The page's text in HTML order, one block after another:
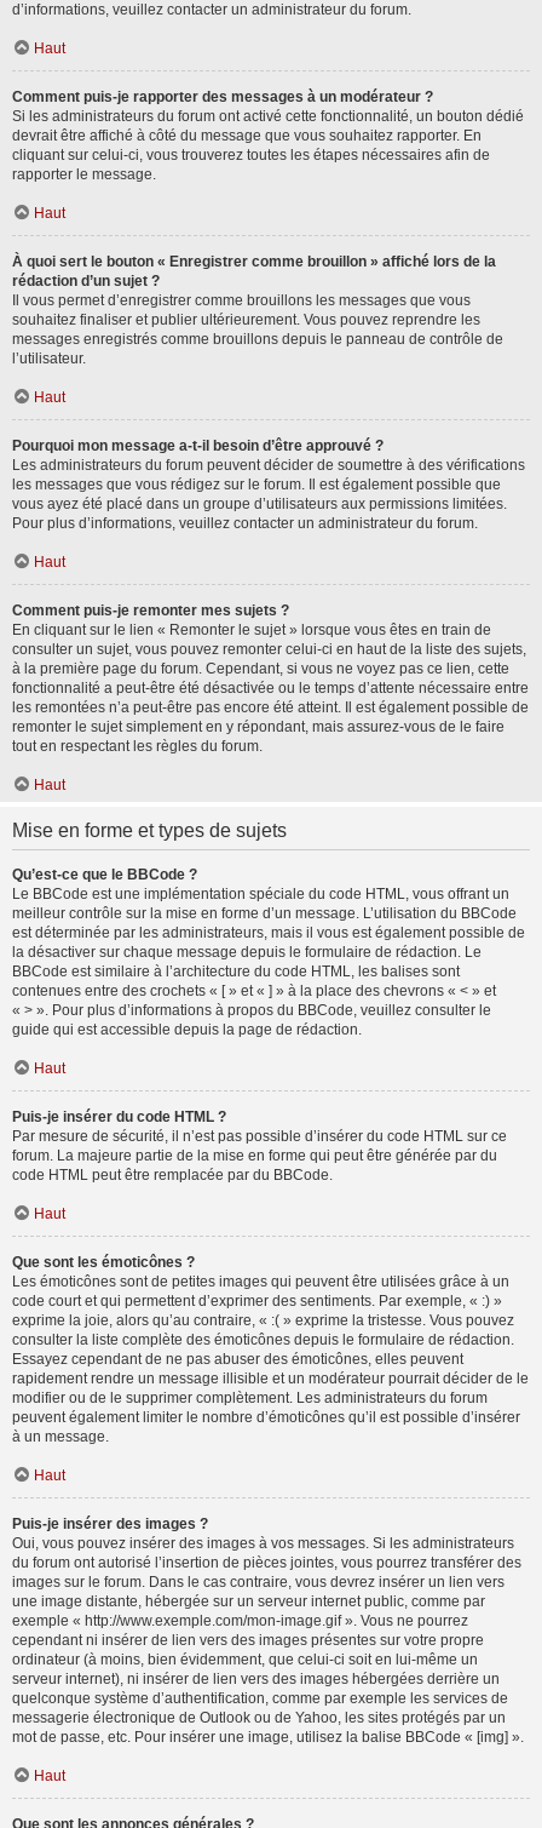
d’informations, veuillez contacter un administrateur du forum.
Haut
Comment puis-je rapporter des messages à un modérateur ?
Si les administrateurs du forum ont activé cette fonctionnalité, un bouton dédié
devrait être affiché à côté du message que vous souhaitez rapporter. En
cliquant sur celui-ci, vous trouverez toutes les étapes nécessaires afin de
rapporter le message.
Haut
À quoi sert le bouton « Enregistrer comme brouillon » affiché lors de la
rédaction d’un sujet ?
Il vous permet d’enregistrer comme brouillons les messages que vous
souhaitez finaliser et publier ultérieurement. Vous pouvez reprendre les
messages enregistrés comme brouillons depuis le panneau de contrôle de
l’utilisateur.
Haut
Pourquoi mon message a-t-il besoin d’être approuvé ?
Les administrateurs du forum peuvent décider de soumettre à des vérifications
les messages que vous rédigez sur le forum. Il est également possible que
vous ayez été placé dans un groupe d’utilisateurs aux permissions limitées.
Pour plus d’informations, veuillez contacter un administrateur du forum.
Haut
Comment puis-je remonter mes sujets ?
En cliquant sur le lien « Remonter le sujet » lorsque vous êtes en train de
consulter un sujet, vous pouvez remonter celui-ci en haut de la liste des sujets,
à la première page du forum. Cependant, si vous ne voyez pas ce lien, cette
fonctionnalité a peut-être été désactivée ou le temps d’attente nécessaire entre
les remontées n’a peut-être pas encore été atteint. Il est également possible de
remonter le sujet simplement en y répondant, mais assurez-vous de le faire
tout en respectant les règles du forum.
Haut
Mise en forme et types de sujets
Qu’est-ce que le BBCode ?
Le BBCode est une implémentation spéciale du code HTML, vous offrant un
meilleur contrôle sur la mise en forme d’un message. L’utilisation du BBCode
est déterminée par les administrateurs, mais il vous est également possible de
la désactiver sur chaque message depuis le formulaire de rédaction. Le
BBCode est similaire à l’architecture du code HTML, les balises sont
contenues entre des crochets « [ » et « ] » à la place des chevrons « < » et
« > ». Pour plus d’informations à propos du BBCode, veuillez consulter le
guide qui est accessible depuis la page de rédaction.
Haut
Puis-je insérer du code HTML ?
Par mesure de sécurité, il n’est pas possible d’insérer du code HTML sur ce
forum. La majeure partie de la mise en forme qui peut être générée par du
code HTML peut être remplacée par du BBCode.
Haut
Que sont les émoticônes ?
Les émoticônes sont de petites images qui peuvent être utilisées grâce à un
code court et qui permettent d’exprimer des sentiments. Par exemple, « :) »
exprime la joie, alors qu’au contraire, « :( » exprime la tristesse. Vous pouvez
consulter la liste complète des émoticônes depuis le formulaire de rédaction.
Essayez cependant de ne pas abuser des émoticônes, elles peuvent
rapidement rendre un message illisible et un modérateur pourrait décider de le
modifier ou de le supprimer complètement. Les administrateurs du forum
peuvent également limiter le nombre d’émoticônes qu’il est possible d’insérer
à un message.
Haut
Puis-je insérer des images ?
Oui, vous pouvez insérer des images à vos messages. Si les administrateurs
du forum ont autorisé l’insertion de pièces jointes, vous pourrez transférer des
images sur le forum. Dans le cas contraire, vous devrez insérer un lien vers
une image distante, hébergée sur un serveur internet public, comme par
exemple « http://www.exemple.com/mon-image.gif ». Vous ne pourrez
cependant ni insérer de lien vers des images présentes sur votre propre
ordinateur (à moins, bien évidemment, que celui-ci soit en lui-même un
serveur internet), ni insérer de lien vers des images hébergées derrière un
quelconque système d’authentification, comme par exemple les services de
messagerie électronique de Outlook ou de Yahoo, les sites protégés par un
mot de passe, etc. Pour insérer une image, utilisez la balise BBCode « [img] ».
Haut